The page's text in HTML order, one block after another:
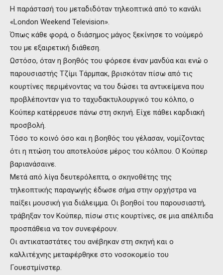
Η παράστασή του μεταδιδόταν τηλεοπτικά από το κανάλι
«London Weekend Television».
Όπως κάθε φορά, ο διάσημος μάγος ξεκίνησε το νούμερό
του με εξαιρετική διάθεση.
Ωστόσο, όταν η βοηθός του φόρεσε έναν μανδύα και ενώ ο
παρουσιαστής Τζίμι Τάρμπακ, βρισκόταν πίσω από τις
κουρτίνες περιμένοντας να του δώσει τα αντικείμενα που
προβλέπονταν για το ταχυδακτυλουργικό του κόλπο, ο
Κούπερ κατέρρευσε πάνω στη σκηνή. Είχε πάθει καρδιακή
προσβολή.
Τόσο το κοινό όσο και η βοηθός του γέλασαν, νομίζοντας
ότι η πτώση του αποτελούσε μέρος του κόλπου. Ο Κούπερ
βαριανάσαινε.
Μετά από λίγα δευτερόλεπτα, ο σκηνοθέτης της
τηλεοπτικής παραγωγής έδωσε σήμα στην ορχήστρα να
παίξει μουσική για διάλειμμα. Οι βοηθοί του παρουσιαστή,
τράβηξαν τον Κούπερ, πίσω στις κουρτίνες, σε μια απέλπιδα
προσπάθεια να τον συνεφέρουν.
Οι αντικαταστάτες του ανέβηκαν στη σκηνή και ο
καλλιτέχνης μεταφέρθηκε στο νοσοκομείο του
Γουεστμίνστερ.